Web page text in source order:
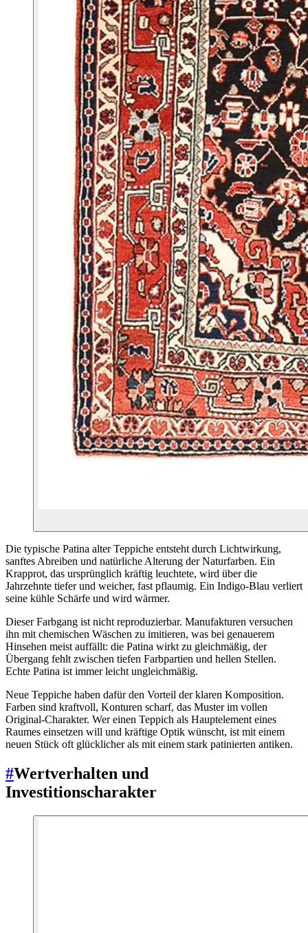
Die typische Patina alter Teppiche entsteht durch Lichtwirkung,
sanftes Abreiben und natürliche Alterung der Naturfarben. Ein
Krapprot, das ursprünglich kräftig leuchtete, wird über die
Jahrzehnte tiefer und weicher, fast pflaumig. Ein Indigo-Blau verliert
seine kühle Schärfe und wird wärmer.
Dieser Farbgang ist nicht reproduzierbar. Manufakturen versuchen
ihn mit chemischen Wäschen zu imitieren, was bei genauerem
Hinsehen meist auffällt: die Patina wirkt zu gleichmäßig, der
Übergang fehlt zwischen tiefen Farbpartien und hellen Stellen.
Echte Patina ist immer leicht ungleichmäßig.
Neue Teppiche haben dafür den Vorteil der klaren Komposition.
Farben sind kraftvoll, Konturen scharf, das Muster im vollen
Original-Charakter. Wer einen Teppich als Hauptelement eines
Raumes einsetzen will und kräftige Optik wünscht, ist mit einem
neuen Stück oft glücklicher als mit einem stark patinierten antiken.
#Wertverhalten und
Investitionscharakter